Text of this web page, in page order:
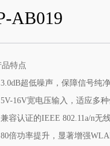
AB019
品特点
超低噪声，保障信号纯
16V宽电压输入，适应多
容认证的IEEE 802.11a/n无
倍功率提升，显著增强